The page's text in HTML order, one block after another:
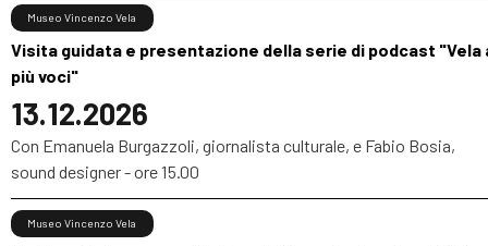
Visita guidata e presentazione della serie di podcast "Vela
più voci"
13.12.2026
Museo Vincenzo Vela
Con Emanuela Burgazzoli, giornalista culturale, e Fabio Bosia,
sound designer - ore 15.00
Museo Vincenzo Vela